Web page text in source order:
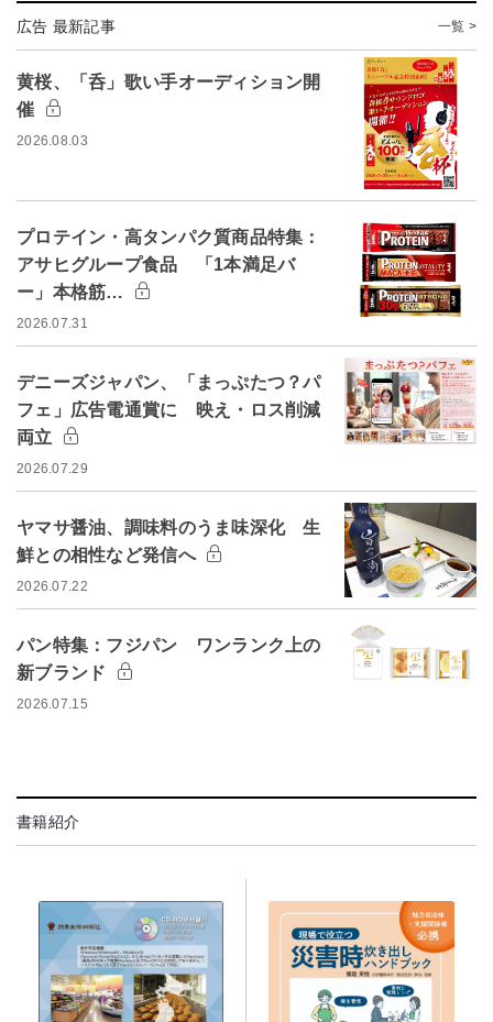
広告 最新記事 一覧 >
黄桜、「呑」歌い手オーディション開
催
2026.08.03
プロテイン・高タンパク質商品特集：
アサヒグループ食品 「1本満足バ
ー」本格筋…
2026.07.31
デニーズジャパン、「まっぷたつ？パ
フェ」広告電通賞に 映え・ロス削減
両立
2026.07.29
ヤマサ醤油、調味料のうま味深化 生
鮮との相性など発信へ
2026.07.22
パン特集：フジパン ワンランク上の
新ブランド
2026.07.15
書籍紹介